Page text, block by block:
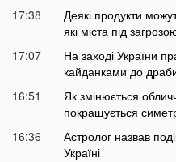
17:38
Деякі продукти
які міста під
17:07
На заході України
кайданками до
16:51
Як змінюється
покращується
16:36
Астролог назвав
Україні